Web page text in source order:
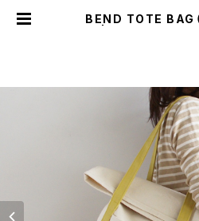
BEND TOTE BAG